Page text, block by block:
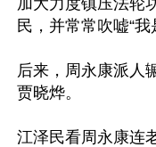
民，并常常吹嘘“我
后来，周永康派人
贾晓烨。
江泽民看周永康连